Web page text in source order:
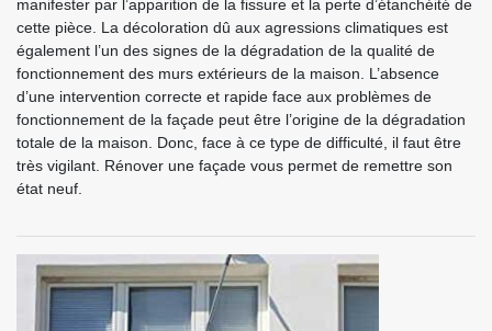
manifester par l’apparition de la fissure et la perte d’étanchéité de
cette pièce. La décoloration dû aux agressions climatiques est
également l’un des signes de la dégradation de la qualité de
fonctionnement des murs extérieurs de la maison. L’absence
d’une intervention correcte et rapide face aux problèmes de
fonctionnement de la façade peut être l’origine de la dégradation
totale de la maison. Donc, face à ce type de difficulté, il faut être
très vigilant. Rénover une façade vous permet de remettre son
état neuf.